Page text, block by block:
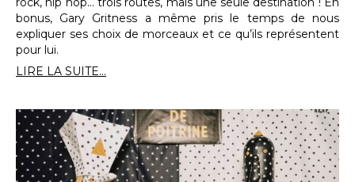
bonus, Gary Gritness a même pris le temps de nous
expliquer ses choix de morceaux et ce qu’ils représentent
pour lui.
LIRE LA SUITE...